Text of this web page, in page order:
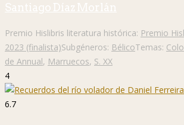
Santiago Díaz Morlán
Premio Hislibris literatura histórica: Premio
2023 (finalista)Subgéneros: BélicoTemas:
de Annual, Marruecos, S. XX
4
6.7